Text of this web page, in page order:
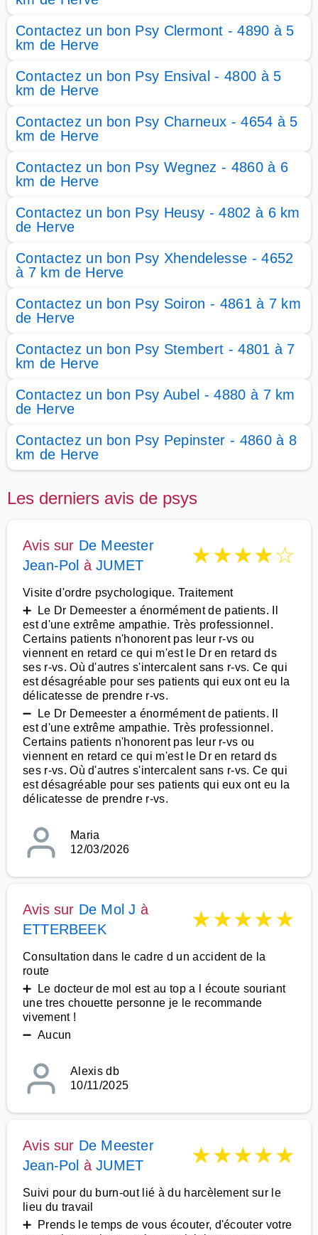
Contactez un bon Psy Clermont - 4890 à 5
km de Herve
Contactez un bon Psy Ensival - 4800 à 5
km de Herve
Contactez un bon Psy Charneux - 4654 à 5
km de Herve
Contactez un bon Psy Wegnez - 4860 à 6
km de Herve
Contactez un bon Psy Heusy - 4802 à 6 km
de Herve
Contactez un bon Psy Xhendelesse - 4652
à 7 km de Herve
Contactez un bon Psy Soiron - 4861 à 7 km
de Herve
Contactez un bon Psy Stembert - 4801 à 7
km de Herve
Contactez un bon Psy Aubel - 4880 à 7 km
de Herve
Contactez un bon Psy Pepinster - 4860 à 8
km de Herve
Les derniers avis de psys
Avis sur De Meester
Jean-Pol àJUMET ★★★★☆
Visite d'ordre psychologique. Traitement
➕ Le Dr Demeester a énormément de patients. Il
est d'une extrême ampathie. Très professionnel.
Certains patients n'honorent pas leur r-vs ou
viennent en retard ce qui m'est le Dr en retard ds
ses r-vs. Où d'autres s'intercalent sans r-vs. Ce qui
est désagréable pour ses patients qui eux ont eu la
délicatesse de prendre r-vs.
➖ Le Dr Demeester a énormément de patients. Il
est d'une extrême ampathie. Très professionnel.
Certains patients n'honorent pas leur r-vs ou
viennent en retard ce qui m'est le Dr en retard ds
ses r-vs. Où d'autres s'intercalent sans r-vs. Ce qui
est désagréable pour ses patients qui eux ont eu la
délicatesse de prendre r-vs.
Maria
12/03/2026
Avis sur De Mol J à
ETTERBEEK
★★★★★
Consultation dans le cadre d un accident de la
route
➕ Le docteur de mol est au top a l écoute souriant
une tres chouette personne je le recommande
vivement !
➖ Aucun
Alexis db
10/11/2025
Avis sur De Meester
Jean-Pol àJUMET ★★★★★
Suivi pour du burn-out lié à du harcèlement sur le
lieu du travail
➕ Prends le temps de vous écouter, d'écouter votre